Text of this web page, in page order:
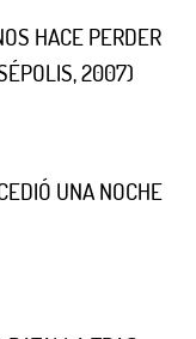
HACE PERDER
2007)
UNA NOCHE